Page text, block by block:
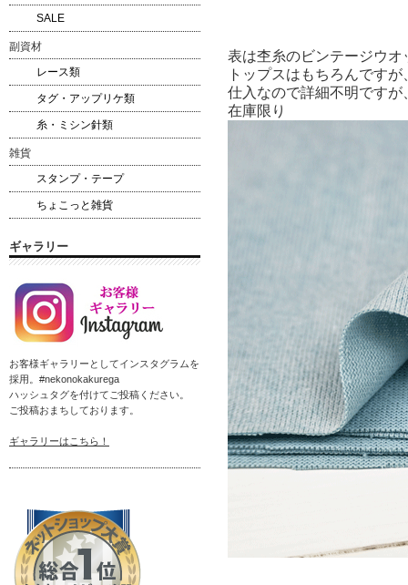
表は杢糸のビンテージウ
トップスはもちろんです
仕入なので詳細不明です
在庫限り
SALE
副資材
レース類
タグ・アップリケ類
糸・ミシン針類
雑貨
スタンプ・テープ
ちょこっと雑貨
ギャラリー
お客様ギャラリーとしてインスタグラムを
採用。#nekonokakurega
ハッシュタグを付けてご投稿ください。
ご投稿おまちしております。
ギャラリーはこちら！